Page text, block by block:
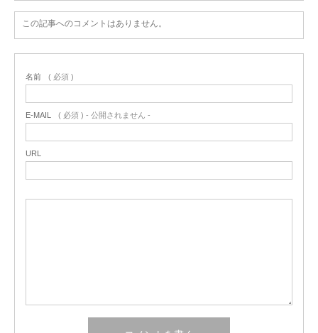
この記事へのコメントはありません。
名前 ( 必須 )
E-MAIL ( 必須 ) - 公開されません -
URL